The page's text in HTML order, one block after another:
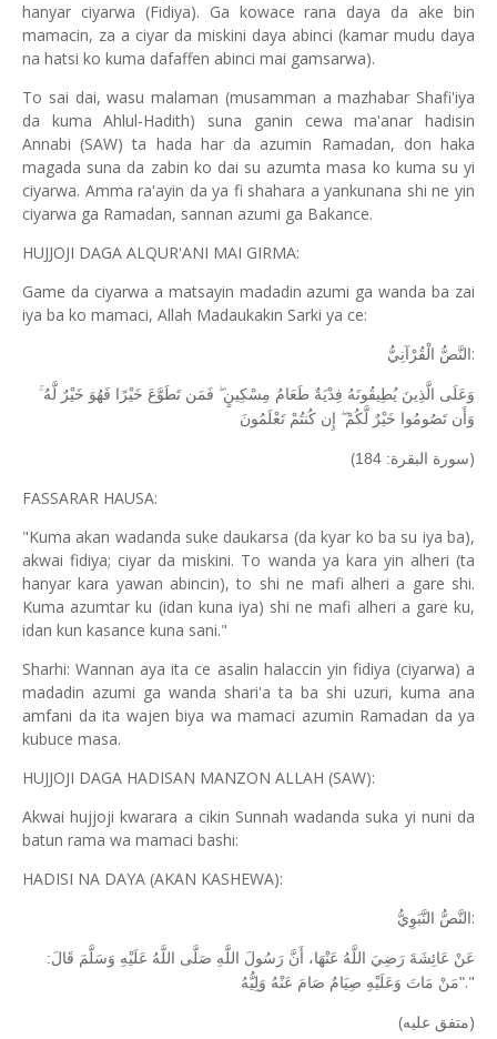
hanyar ciyarwa (Fidiya). Ga kowace rana daya da ake bin
mamacin, za a ciyar da miskini daya abinci (kamar mudu daya
na hatsi ko kuma dafaffen abinci mai gamsarwa).
To sai dai, wasu malaman (musamman a mazhabar Shafi'iya
da kuma Ahlul-Hadith) suna ganin cewa ma'anar hadisin
Annabi (SAW) ta hada har da azumin Ramadan, don haka
magada suna da zabin ko dai su azumta masa ko kuma su yi
ciyarwa. Amma ra'ayin da ya fi shahara a yankunana shi ne yin
ciyarwa ga Ramadan, sannan azumi ga Bakance.
HUJJOJI DAGA ALQUR'ANI MAI GIRMA:
Game da ciyarwa a matsayin madadin azumi ga wanda ba zai
iya ba ko mamaci, Allah Madaukakin Sarki ya ce:
النَّصُّ الْقُرْآنِيُّ:
وَعَلَى الَّذِينَ يُطِيقُونَهُ فِدْيَةٌ طَعَامُ مِسْكِينٍ ۖ فَمَن تَطَوَّعَ خَيْرًا فَهُوَ خَيْرٌ لَّهُ ۚ
وَأَن تَصُومُوا خَيْرٌ لَّكُمْ ۖ إِن كُنتُمْ تَعْلَمُونَ
( سورة البقرة: 184)
FASSARAR HAUSA:
"Kuma akan wadanda suke daukarsa (da kyar ko ba su iya ba),
akwai fidiya; ciyar da miskini. To wanda ya kara yin alheri (ta
hanyar kara yawan abincin), to shi ne mafi alheri a gare shi.
Kuma azumtar ku (idan kuna iya) shi ne mafi alheri a gare ku,
idan kun kasance kuna sani."
Sharhi: Wannan aya ita ce asalin halaccin yin fidiya (ciyarwa) a
madadin azumi ga wanda shari'a ta ba shi uzuri, kuma ana
amfani da ita wajen biya wa mamaci azumin Ramadan da ya
kubuce masa.
HUJJOJI DAGA HADISAN MANZON ALLAH (SAW):
Akwai hujjoji kwarara a cikin Sunnah wadanda suka yi nuni da
batun rama wa mamaci bashi:
HADISI NA DAYA (AKAN KASHEWA):
النَّصُّ النَّبَوِيُّ:
عَنْ عَائِشَةَ رَضِيَ اللَّهُ عَنْهَا، أَنَّ رَسُولَ اللَّهِ صَلَّى اللَّهُ عَلَيْهِ وَسَلَّمَ قَالَ:
"مَنْ مَاتَ وَعَلَيْهِ صِيَامٌ صَامَ عَنْهُ وَلِيُّهُ."
(متفق عليه)